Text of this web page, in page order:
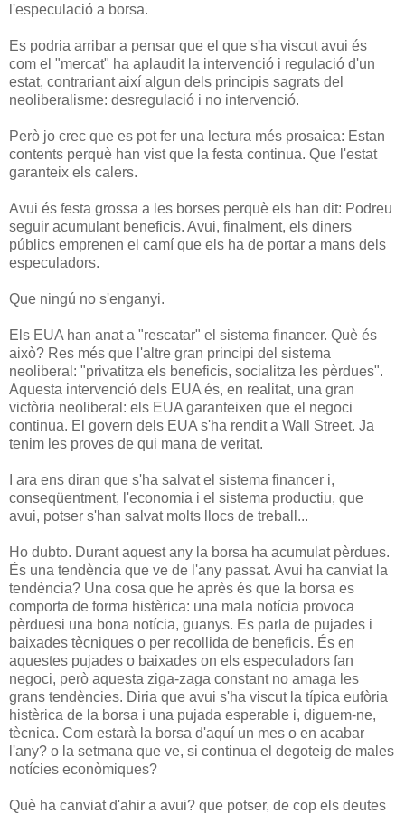
l'especulació a borsa.
Es podria arribar a pensar que el que s'ha viscut avui és
com el "mercat" ha aplaudit la intervenció i regulació d'un
estat, contrariant així algun dels principis sagrats del
neoliberalisme: desregulació i no intervenció.
Però jo crec que es pot fer una lectura més prosaica: Estan
contents perquè han vist que la festa continua. Que l'estat
garanteix els calers.
Avui és festa grossa a les borses perquè els han dit: Podreu
seguir acumulant beneficis. Avui, finalment, els diners
públics emprenen el camí que els ha de portar a mans dels
especuladors.
Que ningú no s'enganyi.
Els EUA han anat a "rescatar" el sistema financer. Què és
això? Res més que l'altre gran principi del sistema
neoliberal: "privatitza els beneficis, socialitza les pèrdues".
Aquesta intervenció dels EUA és, en realitat, una gran
victòria neoliberal: els EUA garanteixen que el negoci
continua. El govern dels EUA s'ha rendit a Wall Street. Ja
tenim les proves de qui mana de veritat.
I ara ens diran que s'ha salvat el sistema financer i,
conseqüentment, l'economia i el sistema productiu, que
avui, potser s'han salvat molts llocs de treball...
Ho dubto. Durant aquest any la borsa ha acumulat pèrdues.
És una tendència que ve de l'any passat. Avui ha canviat la
tendència? Una cosa que he après és que la borsa es
comporta de forma histèrica: una mala notícia provoca
pèrduesi una bona notícia, guanys. Es parla de pujades i
baixades tècniques o per recollida de beneficis. És en
aquestes pujades o baixades on els especuladors fan
negoci, però aquesta ziga-zaga constant no amaga les
grans tendències. Diria que avui s'ha viscut la típica eufòria
histèrica de la borsa i una pujada esperable i, diguem-ne,
tècnica. Com estarà la borsa d'aquí un mes o en acabar
l'any? o la setmana que ve, si continua el degoteig de males
notícies econòmiques?
Què ha canviat d'ahir a avui? que potser, de cop els deutes